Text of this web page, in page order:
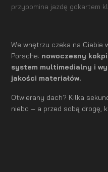
przypomina jazdę gokartem
We wnętrzu czeka na Ciebie
Porsche: nowoczesny
system multimedialny i
jakości materiałów.
Otwierany dach? Kilka
niebo – a przed sobą drogę,